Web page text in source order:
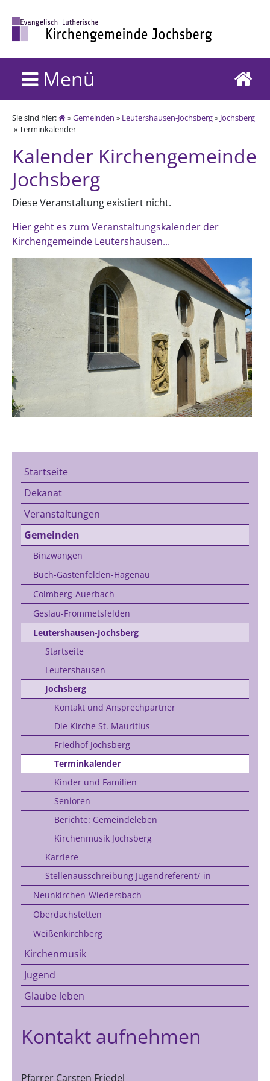
Menü
Sie sind hier: »Gemeinden » Leutershausen-Jochsberg» Jochsberg
» Terminkalender
Kalender Kirchengemeinde
Jochsberg
Diese Veranstaltung existiert nicht.
Hier geht es zum Veranstaltungskalender der
Kirchengemeinde Leutershausen...
Startseite
Dekanat
Veranstaltungen
Gemeinden
Binzwangen
Buch-Gastenfelden-Hagenau
Colmberg-Auerbach
Geslau-Frommetsfelden
Leutershausen-Jochsberg
Startseite
Leutershausen
Jochsberg
Kontakt und Ansprechpartner
Die Kirche St. Mauritius
Friedhof Jochsberg
Terminkalender
Kinder und Familien
Senioren
Berichte: Gemeindeleben
Kirchenmusik Jochsberg
Karriere
Stellenausschreibung Jugendreferent/-in
Neunkirchen-Wiedersbach
Oberdachstetten
Weißenkirchberg
Kirchenmusik
Jugend
Glaube leben
Kontakt aufnehmen
Pfarrer Carsten Friedel